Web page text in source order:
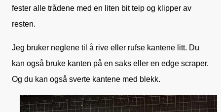
fester alle trådene med en liten bit teip og klipper av
resten.
Jeg bruker neglene til å rive eller rufse kantene litt. Du
kan også bruke kanten på en saks eller en edge scraper.
Og du kan også sverte kantene med blekk.